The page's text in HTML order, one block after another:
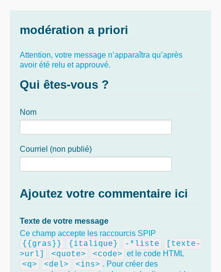
modération a priori
Attention, votre message n’apparaîtra qu’après
avoir été relu et approuvé.
Qui êtes-vous ?
Nom
Courriel (non publié)
Ajoutez votre commentaire ici
Texte de votre message
Ce champ accepte les raccourcis SPIP
{{gras}} {italique} -*liste
[texte-
>url]
<quote> <code> et le code HTML
<q> <del> <ins> . Pour créer des